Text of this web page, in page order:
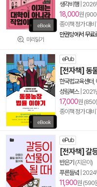
미리읽기
생각비행| 2026
18,000원
종이책 정가 대비
만권당에서 무료
ePub
[전자책] 동
한국법교육센터
성림북스| 2021
17,000원 (850
종이책 정가 대비
ePub
[전자책] 갈
반은기 (지은이)
푸른들녘 2024
11,900원 (590